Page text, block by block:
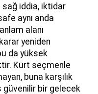
iddia, iktidar
aynı anda
alanı
yeniden
da yüksek
Kürt seçmenle
buna karşılık
güvenilir bir gelecek